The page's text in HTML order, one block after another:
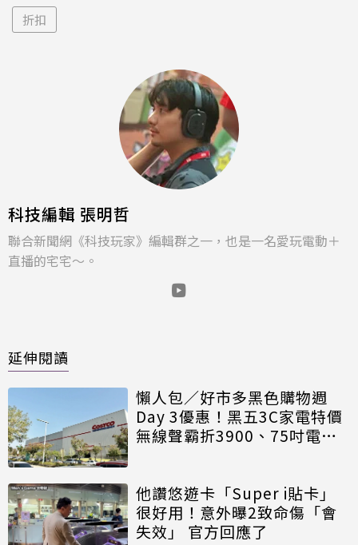
折扣
科技編輯 張明哲
聯合新聞網《科技玩家》編輯群之一，也是一名愛玩電動＋
直播的宅宅～。
延伸閱讀
懶人包／好市多黑色購物週
Day 3優惠！黑五3C家電特價
無線聲霸折3900、75吋電視
他讚悠遊卡「Super i貼卡」
很好用！意外曝2致命傷「會
失效」 官方回應了